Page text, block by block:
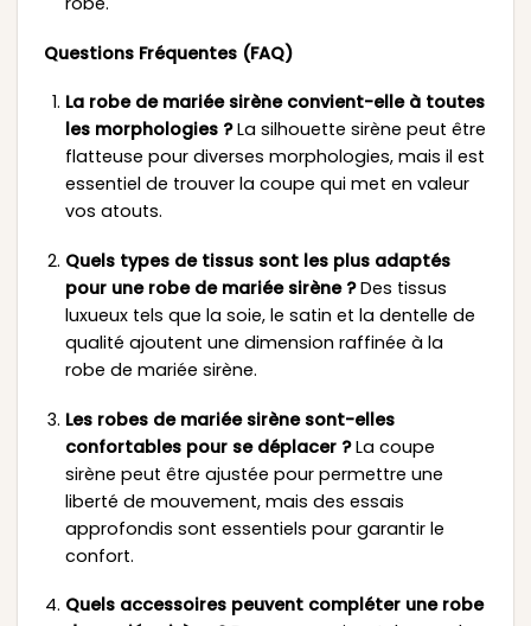
Questions Fréquentes (FAQ)
La robe de mariée sirène convient-elle à toutes
les morphologies ?La silhouette sirène peut être
flatteuse pour diverses morphologies, mais il est
essentiel de trouver la coupe qui met en valeur
vos atouts.
Quels types de tissus sont les plus adaptés
pour une robe de mariée sirène ?Des tissus
luxueux tels que la soie, le satin et la dentelle de
qualité ajoutent une dimension raffinée à la
robe de mariée sirène.
Les robes de mariée sirène sont-elles
confortables pour se déplacer ?La coupe
sirène peut être ajustée pour permettre une
liberté de mouvement, mais des essais
approfondis sont essentiels pour garantir le
confort.
Quels accessoires peuvent compléter une robe